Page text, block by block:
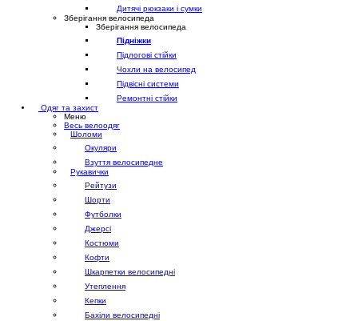
Дитячі рюкзаки і сумки
Зберігання велосипеда
Зберігання велосипеда
Підніжки
Підлогові стійки
Чохли на велосипед
Підвісні системи
Ремонтні стійки
Одяг та захист
Меню
Весь велоодяг
Шоломи
Окуляри
Взуття велосипедне
Рукавички
Рейтузи
Шорти
Футболки
Джерсі
Костюми
Кофти
Шкарпетки велосипедні
Утеплення
Кепки
Бахіли велосипедні